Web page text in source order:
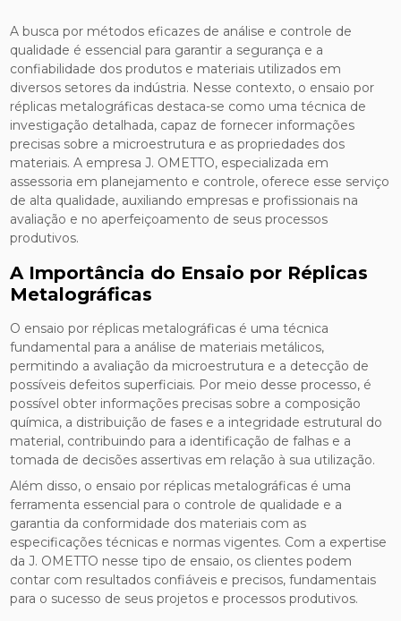
A busca por métodos eficazes de análise e controle de
qualidade é essencial para garantir a segurança e a
confiabilidade dos produtos e materiais utilizados em
diversos setores da indústria. Nesse contexto, o ensaio por
réplicas metalográficas destaca-se como uma técnica de
investigação detalhada, capaz de fornecer informações
precisas sobre a microestrutura e as propriedades dos
materiais. A empresa J. OMETTO, especializada em
assessoria em planejamento e controle, oferece esse serviço
de alta qualidade, auxiliando empresas e profissionais na
avaliação e no aperfeiçoamento de seus processos
produtivos.
A Importância do Ensaio por Réplicas
Metalográficas
O ensaio por réplicas metalográficas é uma técnica
fundamental para a análise de materiais metálicos,
permitindo a avaliação da microestrutura e a detecção de
possíveis defeitos superficiais. Por meio desse processo, é
possível obter informações precisas sobre a composição
química, a distribuição de fases e a integridade estrutural do
material, contribuindo para a identificação de falhas e a
tomada de decisões assertivas em relação à sua utilização.
Além disso, o ensaio por réplicas metalográficas é uma
ferramenta essencial para o controle de qualidade e a
garantia da conformidade dos materiais com as
especificações técnicas e normas vigentes. Com a expertise
da J. OMETTO nesse tipo de ensaio, os clientes podem
contar com resultados confiáveis e precisos, fundamentais
para o sucesso de seus projetos e processos produtivos.